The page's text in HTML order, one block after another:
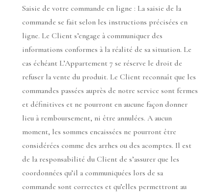
Saisie de votre commande en ligne : La saisie de la
commande se fait selon les instructions précisées en
ligne. Le Client s’engage à communiquer des
informations conformes à la réalité de sa situation. Le
cas échéant L’Appartement 7 se réserve le droit de
refuser la vente du produit. Le Client reconnaît que les
commandes passées auprès de notre service sont fermes
et définitives et ne pourront en aucune façon donner
lieu à remboursement, ni être annulées. A aucun
moment, les sommes encaissées ne pourront être
considérées comme des arrhes ou des acomptes. Il est
de la responsabilité du Client de s’assurer que les
coordonnées qu’il a communiquées lors de sa
commande sont correctes et qu’elles permettront au